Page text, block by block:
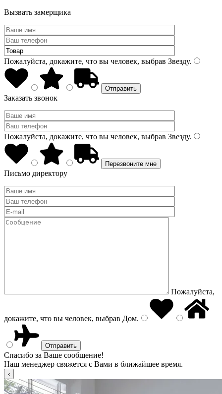
Вызвать замерщика
Пожалуйста, докажите, что вы человек, выбрав Звезду.
Заказать звонок
Пожалуйста, докажите, что вы человек, выбрав Звезду.
Письмо директору
Пожалуйста,
докажите, что вы человек, выбрав Дом.
Спасибо за Ваше сообщение!
Наш менеджер свяжется с Вами в ближайшее время.